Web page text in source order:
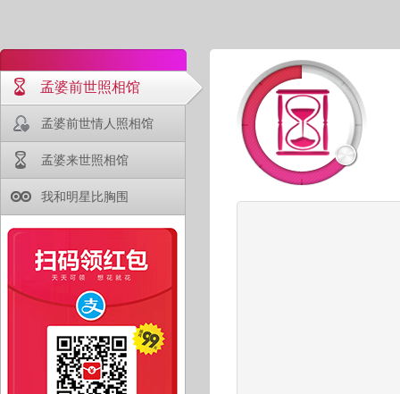
孟婆前世照相馆
孟婆前世情人照相馆
孟婆来世照相馆
我和明星比胸围